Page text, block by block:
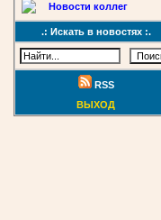
Новости коллег
.: Искать в новостях :.
RSS
ВЫХОД